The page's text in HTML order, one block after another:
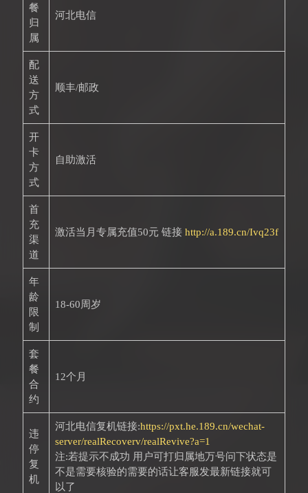
餐
归
属
河北电信
配
送
方
式
顺丰/邮政
开
卡
方
式
自助激活
首
充
渠
道
激活当月专属充值50元 链接 http://a.189.cn/Ivq23f
年
龄
限
制
18-60周岁
套
餐
合
约
12个月
违
停
复
机
河北电信复机链接:https://pxt.he.189.cn/wechat-
server/realRecoverv/realRevive?a=1
注:若提示不成功 用户可打归属地万号问下状态是
不是需要核验的需要的话让客服发最新链接就可
以了